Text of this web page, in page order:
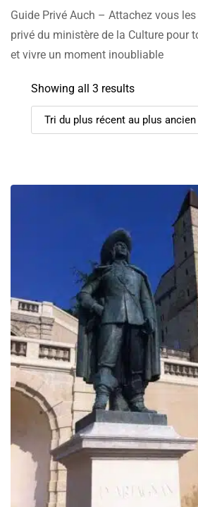
Guide Privé Auch – Attachez vous les
privé du ministère de la Culture pour
et vivre un moment inoubliable
Showing all 3 results